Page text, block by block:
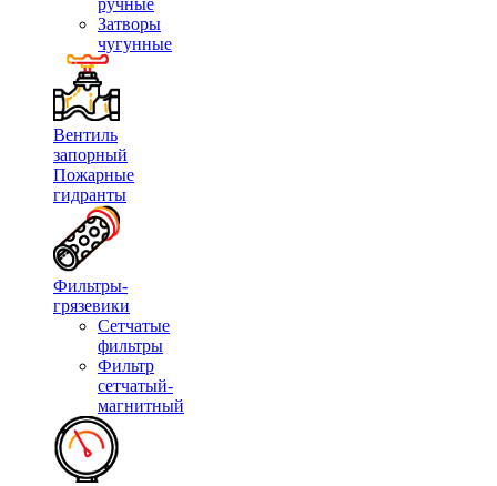
ручные
Затворы
чугунные
Вентиль
запорный
Пожарные
гидранты
Фильтры-
грязевики
Сетчатые
фильтры
Фильтр
сетчатый-
магнитный